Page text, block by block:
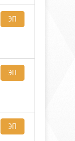
ЭП
ЭП
ЭП